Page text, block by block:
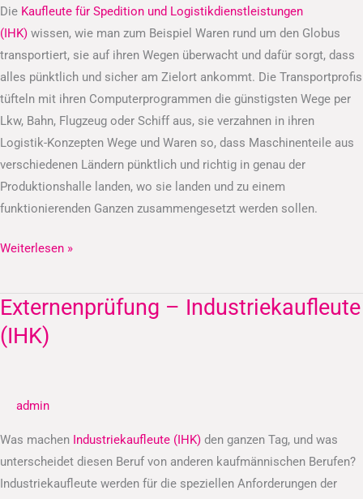
Die Kaufleute für Spedition und Logistikdienstleistungen
(IHK) wissen, wie man zum Beispiel Waren rund um den Globus
transportiert, sie auf ihren Wegen überwacht und dafür sorgt, dass
alles pünktlich und sicher am Zielort ankommt. Die Transportprofis
tüfteln mit ihren Computerprogrammen die günstigsten Wege per
Lkw, Bahn, Flugzeug oder Schiff aus, sie verzahnen in ihren
Logistik-Konzepten Wege und Waren so, dass Maschinenteile aus
verschiedenen Ländern pünktlich und richtig in genau der
Produktionshalle landen, wo sie landen und zu einem
funktionierenden Ganzen zusammengesetzt werden sollen.
Weiterlesen »
Externenprüfung – Industriekaufleute
(IHK)
admin
Was machen Industriekaufleute (IHK) den ganzen Tag, und was
unterscheidet diesen Beruf von anderen kaufmännischen Berufen?
Industriekaufleute werden für die speziellen Anforderungen der
Externenprüfung
–
Industriekaufleute